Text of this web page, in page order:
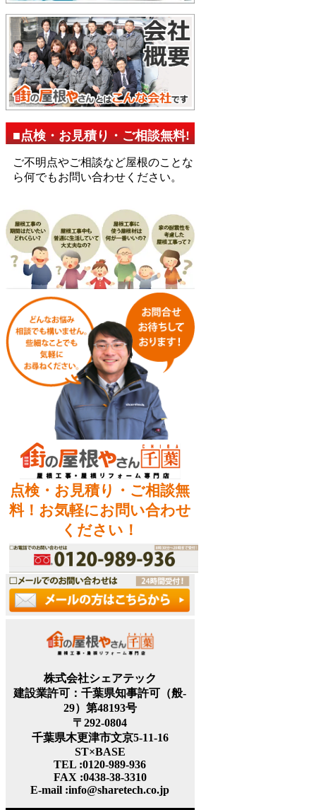
■点検・お見積り・ご相談無料!
ご不明点やご相談など屋根のことな
ら何でもお問い合わせください。
点検・お見積り・ご相談無
料！お気軽にお問い合わせ
ください！
株式会社シェアテック
建設業許可：千葉県知事許可（般‐
29）第48193号
〒292-0804
千葉県木更津市文京5-11-16
ST×BASE
TEL :0120-989-936
FAX :0438-38-3310
E-mail :info@sharetech.co.jp